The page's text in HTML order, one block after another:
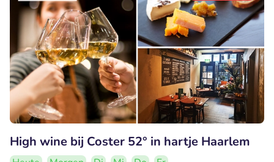
High wine bij Coster 52° in hartje Haarlem